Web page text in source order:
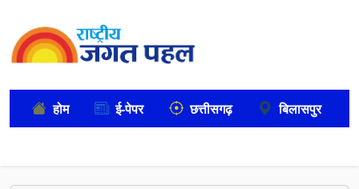
होम ई-पेपर छत्तीसगढ़ बिलासपुर